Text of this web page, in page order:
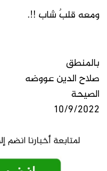
ومعه قلبٌ شاب !!.
بالمنطق
صلاح الدين عووضه
الصيحة
10/9/2022